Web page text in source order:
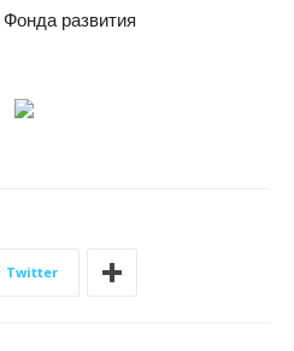
развития
Twitter